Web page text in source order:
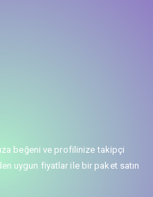
beğeni ve profilinize takipçi
uygun fiyatlar ile bir paket satın